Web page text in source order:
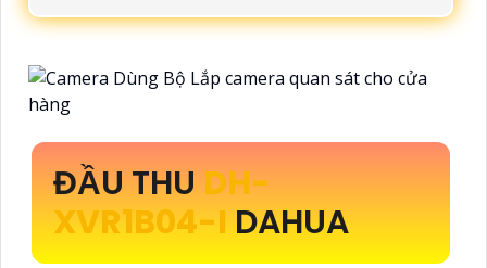
ĐẦU THUDH-
XVR1B04-IDAHUA